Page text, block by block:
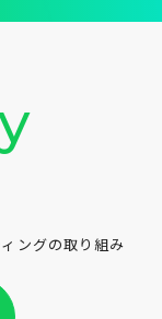
ングの取り組み